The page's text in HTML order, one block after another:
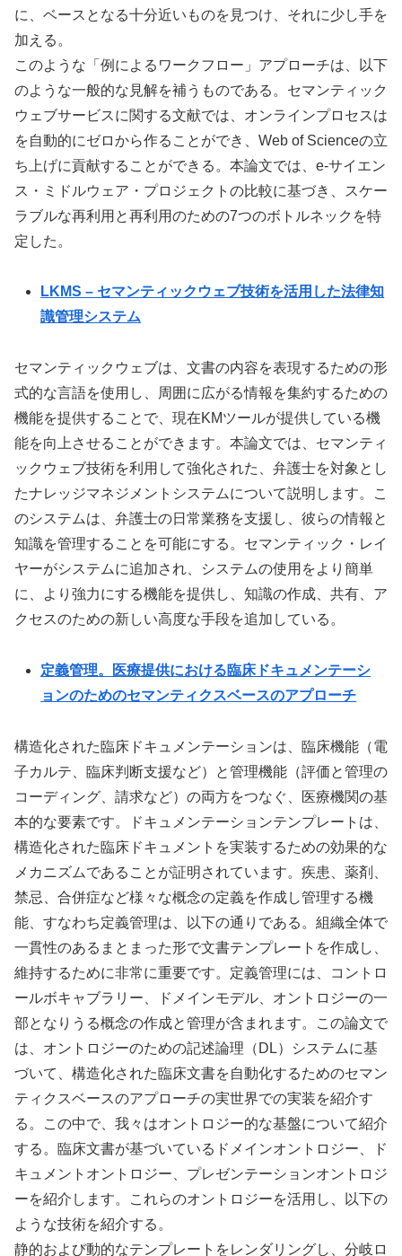
に、ベースとなる十分近いものを見つけ、それに少し手を
加える。
このような「例によるワークフロー」アプローチは、以下
のような一般的な見解を補うものである。セマンティック
ウェブサービスに関する文献では、オンラインプロセスは
を自動的にゼロから作ることができ、Web of Scienceの立
ち上げに貢献することができる。本論文では、e-サイエン
ス・ミドルウェア・プロジェクトの比較に基づき、スケー
ラブルな再利用と再利用のための7つのボトルネックを特
定した。
LKMS – セマンティックウェブ技術を活用した法律知
識管理システム
セマンティックウェブは、文書の内容を表現するための形
式的な言語を使用し、周囲に広がる情報を集約するための
機能を提供することで、現在KMツールが提供している機
能を向上させることができます。本論文では、セマンティ
ックウェブ技術を利用して強化された、弁護士を対象とし
たナレッジマネジメントシステムについて説明します。こ
のシステムは、弁護士の日常業務を支援し、彼らの情報と
知識を管理することを可能にする。セマンティック・レイ
ヤーがシステムに追加され、システムの使用をより簡単
に、より強力にする機能を提供し、知識の作成、共有、ア
クセスのための新しい高度な手段を追加している。
定義管理。医療提供における臨床ドキュメンテーシ
ョンのためのセマンティクスベースのアプローチ
構造化された臨床ドキュメンテーションは、臨床機能（電
子カルテ、臨床判断支援など）と管理機能（評価と管理の
コーディング、請求など）の両方をつなぐ、医療機関の基
本的な要素です。ドキュメンテーションテンプレートは、
構造化された臨床ドキュメントを実装するための効果的な
メカニズムであることが証明されています。疾患、薬剤、
禁忌、合併症など様々な概念の定義を作成し管理する機
能、すなわち定義管理は、以下の通りである。組織全体で
一貫性のあるまとまった形で文書テンプレートを作成し、
維持するために非常に重要です。定義管理には、コントロ
ールボキャブラリー、ドメインモデル、オントロジーの一
部となりうる概念の作成と管理が含まれます。この論文で
は、オントロジーのための記述論理（DL）システムに基
づいて、構造化された臨床文書を自動化するためのセマン
ティクスベースのアプローチの実世界での実装を紹介す
る。この中で、我々はオントロジー的な基盤について紹介
する。臨床文書が基づいているドメインオントロジー、ド
キュメントオントロジー、プレゼンテーションオントロジ
ーを紹介します。これらのオントロジーを活用し、以下の
ような技術を紹介する。
静的および動的なテンプレートをレンダリングし、分岐ロ